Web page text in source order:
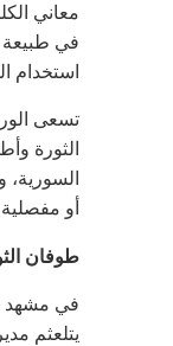
معاني
في طبيعة
استخدام
تسعى
الثورة
أو
طوفان
في مشهد
يتلعثم